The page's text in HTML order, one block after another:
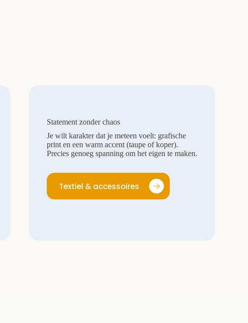
Statement zonder chaos
Je wilt karakter dat je meteen voelt: grafische
print en een warm accent (taupe of koper).
Precies genoeg spanning om het eigen te maken.
Textiel & accessoires